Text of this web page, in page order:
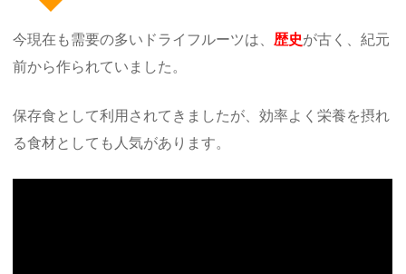
今現在も需要の多いドライフルーツは、 歴史が古く、紀元
前から作られていました。
保存食として利用されてきましたが、効率よく栄養を摂れ
る食材としても人気があります。